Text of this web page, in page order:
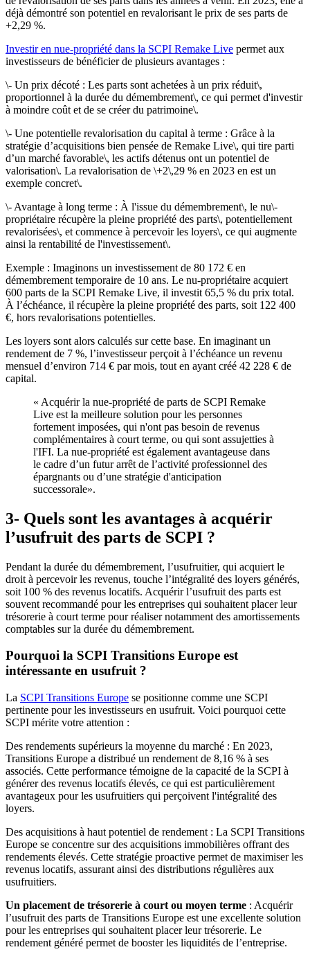
déjà démontré son potentiel en revalorisant le prix de ses parts de
+2,29 %.
Investir en nue-propriété dans la SCPI Remake Live permet aux
investisseurs de bénéficier de plusieurs avantages :
\- Un prix décoté : Les parts sont achetées à un prix réduit\,
proportionnel à la durée du démembrement\, ce qui permet d'investir
à moindre coût et de se créer du patrimoine\.
\- Une potentielle revalorisation du capital à terme : Grâce à la
stratégie d’acquisitions bien pensée de Remake Live\, qui tire parti
d’un marché favorable\, les actifs détenus ont un potentiel de
valorisation\. La revalorisation de \+2\,29 % en 2023 en est un
exemple concret\.
\- Avantage à long terme : À l'issue du démembrement\, le nu\-
propriétaire récupère la pleine propriété des parts\, potentiellement
revalorisées\, et commence à percevoir les loyers\, ce qui augmente
ainsi la rentabilité de l'investissement\.
Exemple : Imaginons un investissement de 80 172 € en
démembrement temporaire de 10 ans. Le nu-propriétaire acquiert
600 parts de la SCPI Remake Live, il investit 65,5 % du prix total.
À l’échéance, il récupère la pleine propriété des parts, soit 122 400
€, hors revalorisations potentielles.
Les loyers sont alors calculés sur cette base. En imaginant un
rendement de 7 %, l’investisseur perçoit à l’échéance un revenu
mensuel d’environ 714 € par mois, tout en ayant créé 42 228 € de
capital.
« Acquérir la nue-propriété de parts de SCPI Remake
Live est la meilleure solution pour les personnes
fortement imposées, qui n'ont pas besoin de revenus
complémentaires à court terme, ou qui sont assujetties à
l'IFI. La nue-propriété est également avantageuse dans
le cadre d’un futur arrêt de l’activité professionnel des
épargnants ou d’une stratégie d'anticipation
successorale».
3- Quels sont les avantages à acquérir
l’usufruit des parts de SCPI ?
Pendant la durée du démembrement, l’usufruitier, qui acquiert le
droit à percevoir les revenus, touche l’intégralité des loyers générés,
soit 100 % des revenus locatifs. Acquérir l’usufruit des parts est
souvent recommandé pour les entreprises qui souhaitent placer leur
trésorerie à court terme pour réaliser notamment des amortissements
comptables sur la durée du démembrement.
Pourquoi la SCPI Transitions Europe est
intéressante en usufruit ?
La SCPI Transitions Europe se positionne comme une SCPI
pertinente pour les investisseurs en usufruit. Voici pourquoi cette
SCPI mérite votre attention :
Des rendements supérieurs la moyenne du marché : En 2023,
Transitions Europe a distribué un rendement de 8,16 % à ses
associés. Cette performance témoigne de la capacité de la SCPI à
générer des revenus locatifs élevés, ce qui est particulièrement
avantageux pour les usufruitiers qui perçoivent l'intégralité des
loyers.
Des acquisitions à haut potentiel de rendement : La SCPI Transitions
Europe se concentre sur des acquisitions immobilières offrant des
rendements élevés. Cette stratégie proactive permet de maximiser les
revenus locatifs, assurant ainsi des distributions régulières aux
usufruitiers.
Un placement de trésorerie à court ou moyen terme : Acquérir
l’usufruit des parts de Transitions Europe est une excellente solution
pour les entreprises qui souhaitent placer leur trésorerie. Le
rendement généré permet de booster les liquidités de l’entreprise.